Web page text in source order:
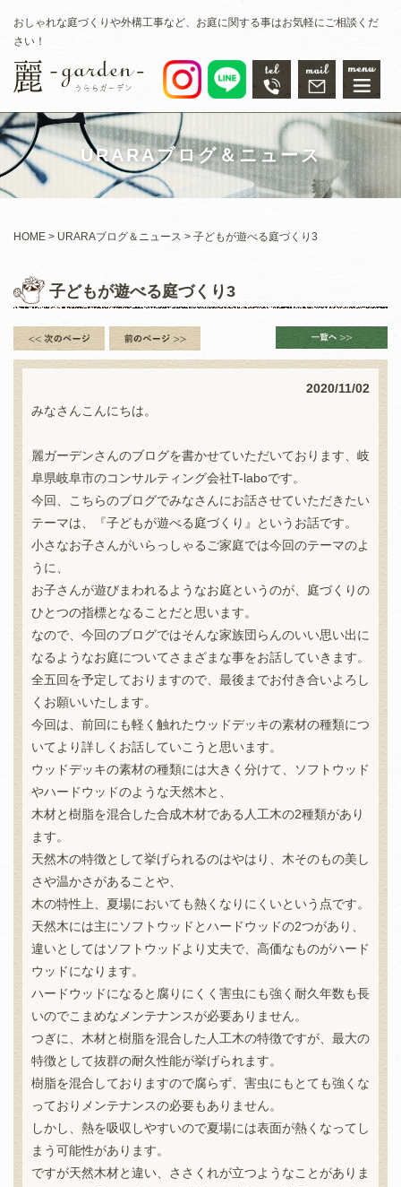
おしゃれな庭づくりや外構工事など、お庭に関する事はお気軽にご相談くだ
さい！
URARAブログ＆ニュース
HOME URARAブログ＆ニュース 子どもが遊べる庭づくり3
子どもが遊べる庭づくり3
2020/11/02
みなさんこんにちは。
麗ガーデンさんのブログを書かせていただいております、岐
阜県岐阜市のコンサルティング会社T-laboです。
今回、こちらのブログでみなさんにお話させていただきたい
テーマは、『子どもが遊べる庭づくり』というお話です。
小さなお子さんがいらっしゃるご家庭では今回のテーマのよ
うに、
お子さんが遊びまわれるようなお庭というのが、庭づくりの
ひとつの指標となることだと思います。
なので、今回のブログではそんな家族団らんのいい思い出に
なるようなお庭についてさまざまな事をお話していきます。
全五回を予定しておりますので、最後までお付き合いよろし
くお願いいたします。
今回は、前回にも軽く触れたウッドデッキの素材の種類につ
いてより詳しくお話していこうと思います。
ウッドデッキの素材の種類には大きく分けて、ソフトウッド
やハードウッドのような天然木と、
木材と樹脂を混合した合成木材である人工木の2種類があり
ます。
天然木の特徴として挙げられるのはやはり、木そのもの美し
さや温かさがあることや、
木の特性上、夏場においても熱くなりにくいという点です。
天然木には主にソフトウッドとハードウッドの2つがあり、
違いとしてはソフトウッドより丈夫で、高価なものがハード
ウッドになります。
ハードウッドになると腐りにくく害虫にも強く耐久年数も長
いのでこまめなメンテナンスが必要ありません。
つぎに、木材と樹脂を混合した人工木の特徴ですが、最大の
特徴として抜群の耐久性能が挙げられます。
樹脂を混合しておりますので腐らず、害虫にもとても強くな
っておりメンテナンスの必要もありません。
しかし、熱を吸収しやすいので夏場には表面が熱くなってし
まう可能性があります。
ですが天然木材と違い、ささくれが立つようなことがありま